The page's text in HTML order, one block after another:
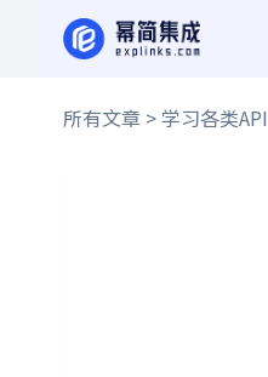
所有文章 >学习各类API